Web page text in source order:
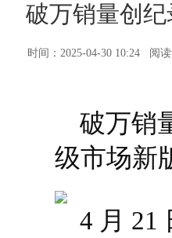
破万销量创
时间：2025-04-30 10:24 阅
破万销
级市场新
4 月